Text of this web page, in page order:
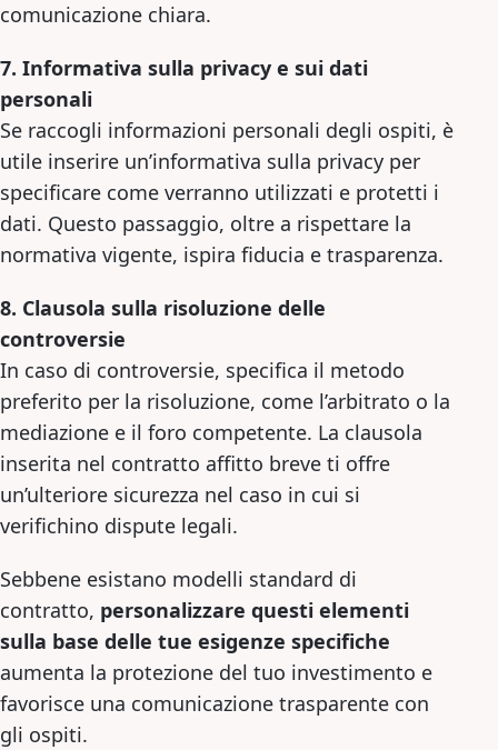
comunicazione chiara.
7. Informativa sulla privacy e sui dati
personali
Se raccogli informazioni personali degli ospiti, è
utile inserire un’informativa sulla privacy per
specificare come verranno utilizzati e protetti i
dati. Questo passaggio, oltre a rispettare la
normativa vigente, ispira fiducia e trasparenza.
8. Clausola sulla risoluzione delle
controversie
In caso di controversie, specifica il metodo
preferito per la risoluzione, come l’arbitrato o la
mediazione e il foro competente. La clausola
inserita nel contratto affitto breve ti offre
un’ulteriore sicurezza nel caso in cui si
verifichino dispute legali.
Sebbene esistano modelli standard di
contratto, personalizzare questi elementi
sulla base delle tue esigenze specifiche
aumenta la protezione del tuo investimento e
favorisce una comunicazione trasparente con
gli ospiti.